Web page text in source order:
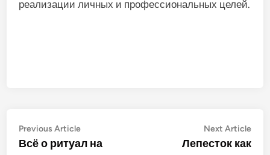
реализации личных и профессиональных целей.
Post
navigation
Previous ArticlePrevious
article:
Всё о ритуал на
Next Article
Лепесток как